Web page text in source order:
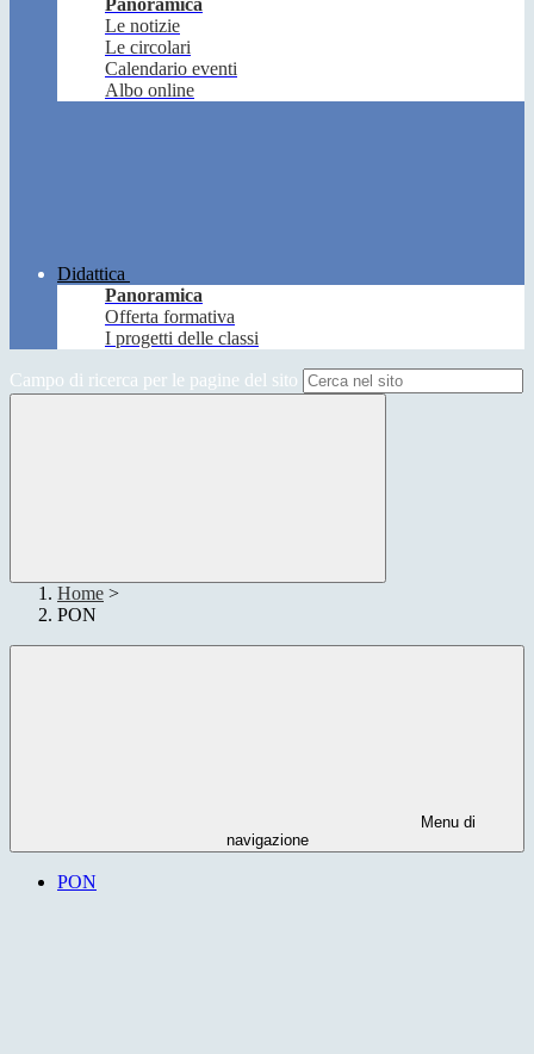
Panoramica
Le notizie
Le circolari
Calendario eventi
Albo online
Didattica
Panoramica
Offerta formativa
I progetti delle classi
Campo di ricerca per le pagine del sito
Home >
PON
Menu di
navigazione
PON